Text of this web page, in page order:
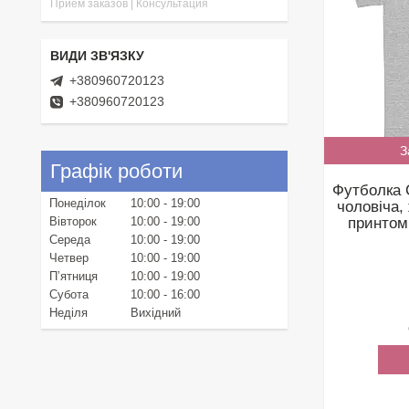
Футболка
Прием заказов | Консультация
+380960720123
+380960720123
Графік роботи
Понеділок 10:00
19:00
Вівторок
10:00
19:00
Середа
10:00
19:00
Четвер
10:00
19:00
Пʼятниця
10:00
19:00
Субота
10:00
16:00
Неділя
Вихідний